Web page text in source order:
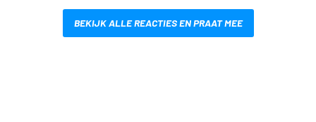
BEKIJK ALLE REACTIES EN PRAAT MEE